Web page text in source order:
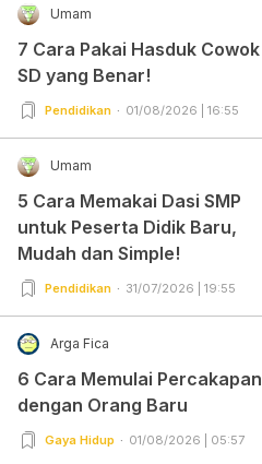
Umam
7 Cara Pakai Hasduk Cowok
SD yang Benar!
Pendidikan 01/08/2026 | 16:55
Umam
5 Cara Memakai Dasi SMP
untuk Peserta Didik Baru,
Mudah dan Simple!
Pendidikan 31/07/2026 | 19:55
Arga Fica
6 Cara Memulai Percakapan
dengan Orang Baru
Gaya Hidup 01/08/2026 | 05:57